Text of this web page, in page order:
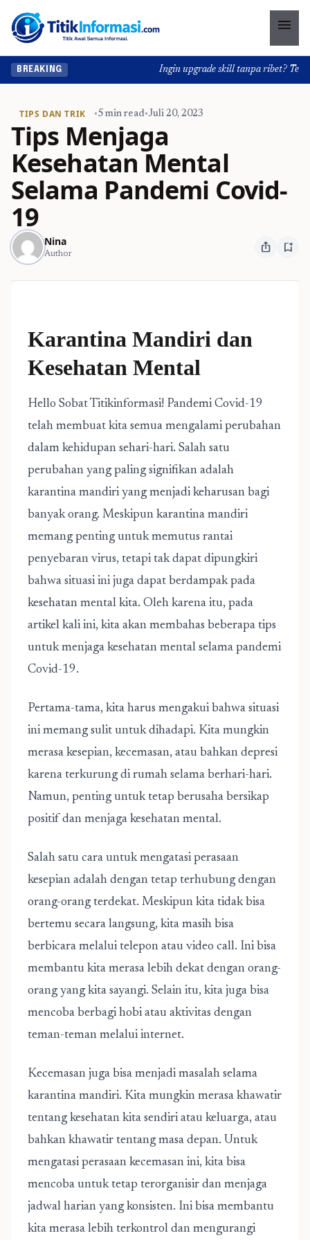
menu
BREAKING Ingin upgrade skill tanpa ribet?
TIPS DAN TRIK •5 min read•Juli 20, 2023
Tips Menjaga
Kesehatan Mental
Selama Pandemi Covid-
19
Nina
Author ios_share bookmark_add
Karantina Mandiri dan
Kesehatan Mental
Hello Sobat Titikinformasi! Pandemi Covid-19
telah membuat kita semua mengalami perubahan
dalam kehidupan sehari-hari. Salah satu
perubahan yang paling signifikan adalah
karantina mandiri yang menjadi keharusan bagi
banyak orang. Meskipun karantina mandiri
memang penting untuk memutus rantai
penyebaran virus, tetapi tak dapat dipungkiri
bahwa situasi ini juga dapat berdampak pada
kesehatan mental kita. Oleh karena itu, pada
artikel kali ini, kita akan membahas beberapa tips
untuk menjaga kesehatan mental selama pandemi
Covid-19.
Pertama-tama, kita harus mengakui bahwa situasi
ini memang sulit untuk dihadapi. Kita mungkin
merasa kesepian, kecemasan, atau bahkan depresi
karena terkurung di rumah selama berhari-hari.
Namun, penting untuk tetap berusaha bersikap
positif dan menjaga kesehatan mental.
Salah satu cara untuk mengatasi perasaan
kesepian adalah dengan tetap terhubung dengan
orang-orang terdekat. Meskipun kita tidak bisa
bertemu secara langsung, kita masih bisa
berbicara melalui telepon atau video call. Ini bisa
membantu kita merasa lebih dekat dengan orang-
orang yang kita sayangi. Selain itu, kita juga bisa
mencoba berbagi hobi atau aktivitas dengan
teman-teman melalui internet.
Kecemasan juga bisa menjadi masalah selama
karantina mandiri. Kita mungkin merasa khawatir
tentang kesehatan kita sendiri atau keluarga, atau
bahkan khawatir tentang masa depan. Untuk
mengatasi perasaan kecemasan ini, kita bisa
mencoba untuk tetap terorganisir dan menjaga
jadwal harian yang konsisten. Ini bisa membantu
kita merasa lebih terkontrol dan mengurangi